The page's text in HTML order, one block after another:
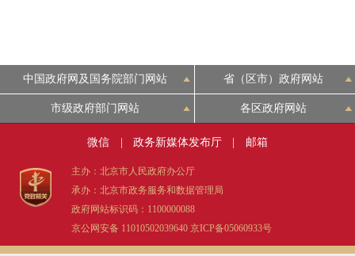
中国政府网及国务院部门网站 省（区市）政府网站
市级政府部门网站 各区政府网站
微信 政务新媒体发布厅 邮箱
主办：北京市人民政府办公厅
承办：北京市政务服务和数据管理局
政府网站标识码：1100000088
京公网安备 11010502039640 京ICP备05060933号